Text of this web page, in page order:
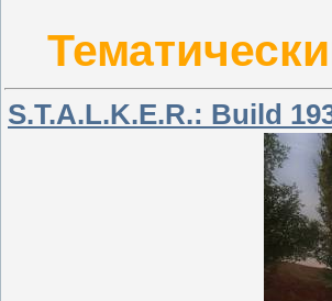
S.T.A.L.K.E.R.: Build